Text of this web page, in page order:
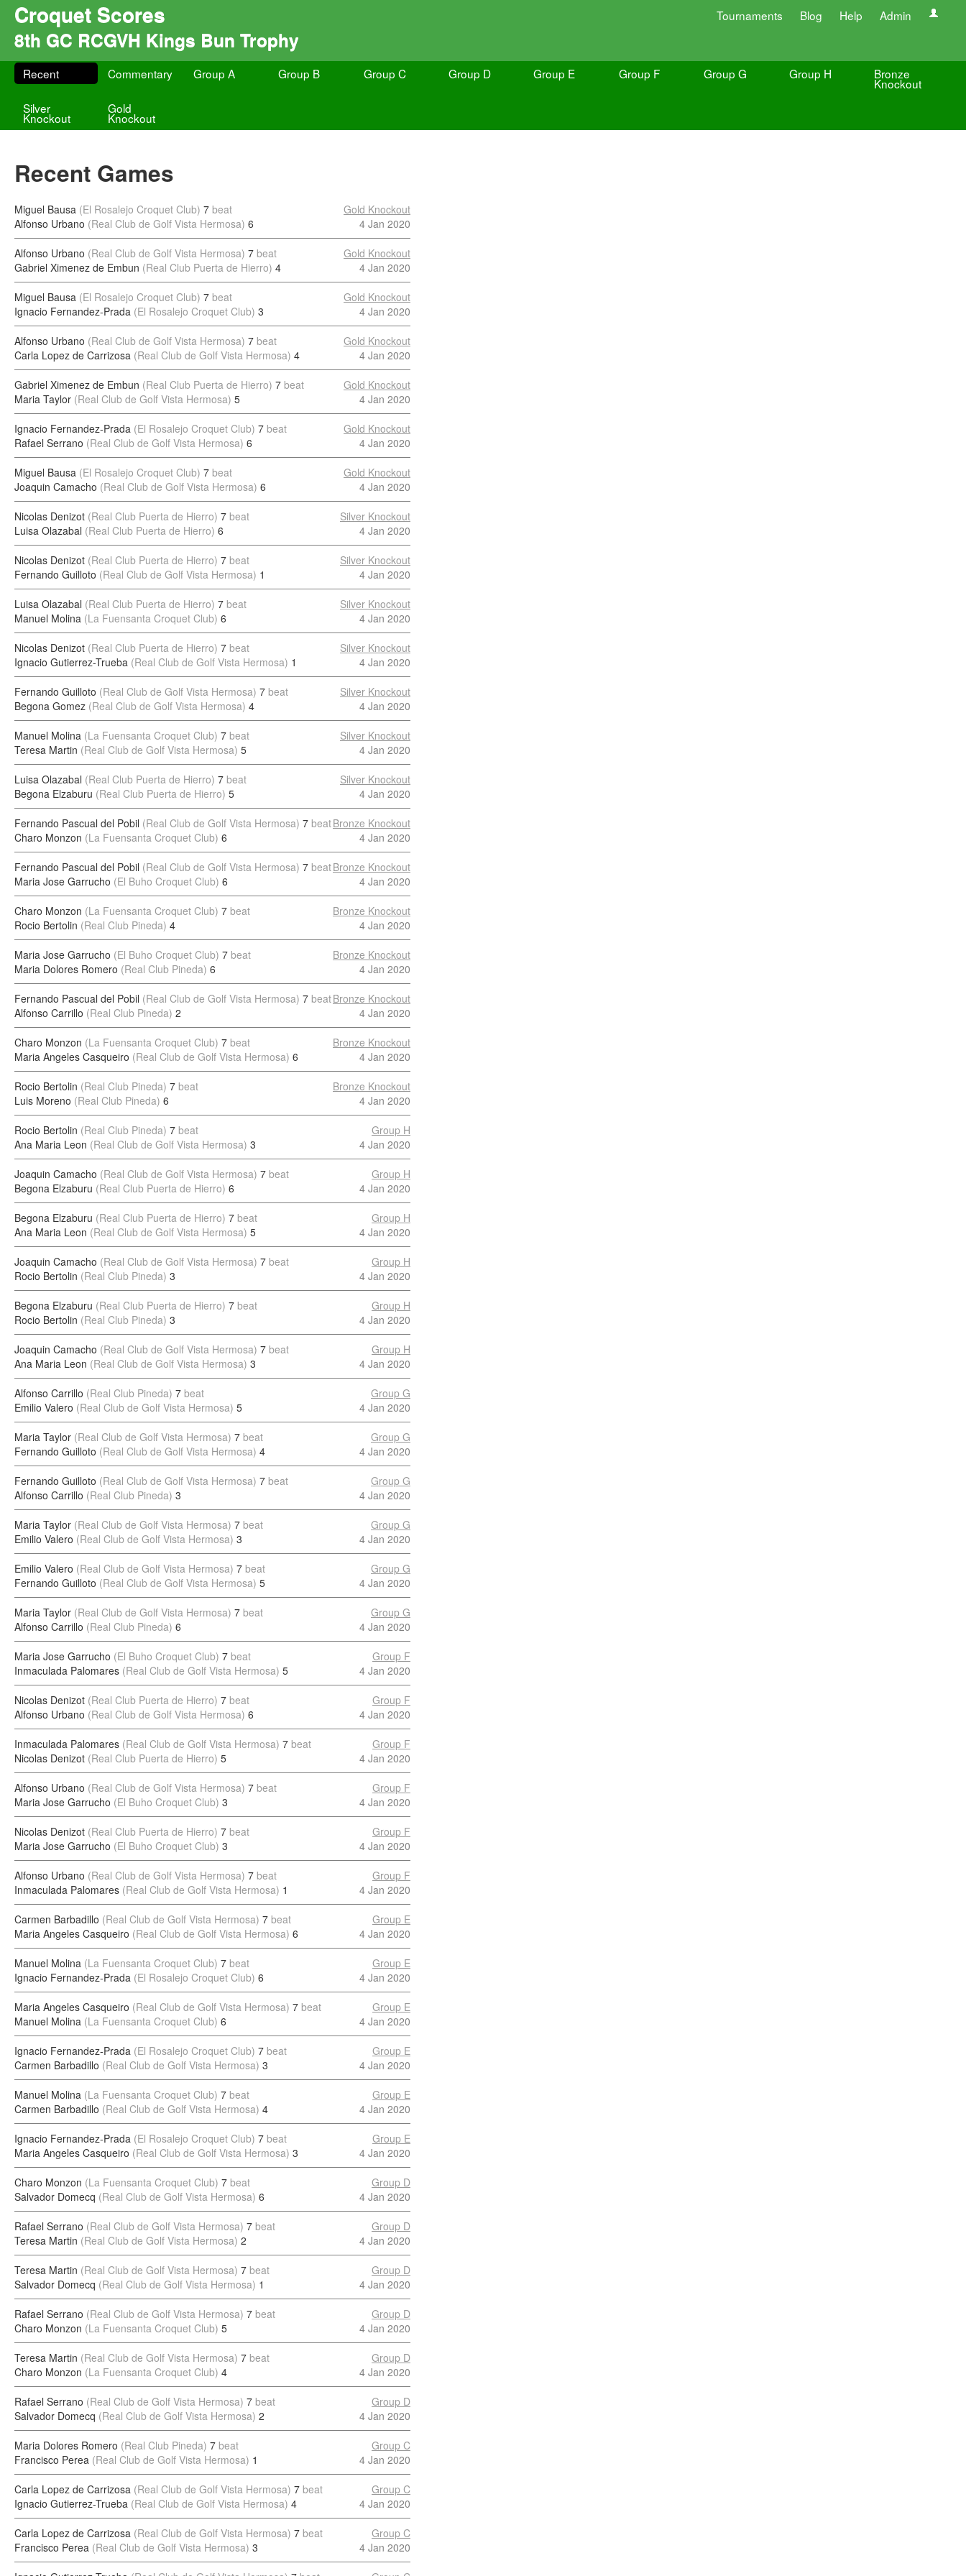
Croquet Scores Tournaments Blog Help Admin
8th GC RCGVH Kings Bun Trophy
Recent Commentary Group A Group B Group C Group D Group E Group F Group G Group H Bronze
Knockout
Silver
Knockout
Gold
Knockout
Recent Games
Miguel Bausa (El Rosalejo Croquet Club) 7 beat
Alfonso Urbano (Real Club de Golf Vista Hermosa) 6
Gold Knockout
4 Jan 2020
Alfonso Urbano (Real Club de Golf Vista Hermosa) 7 beat
Gabriel Ximenez de Embun (Real Club Puerta de Hierro) 4
Gold Knockout
4 Jan 2020
Miguel Bausa (El Rosalejo Croquet Club) 7 beat
Ignacio Fernandez-Prada (El Rosalejo Croquet Club) 3
Gold Knockout
4 Jan 2020
Alfonso Urbano (Real Club de Golf Vista Hermosa) 7 beat
Carla Lopez de Carrizosa (Real Club de Golf Vista Hermosa) 4
Gold Knockout
4 Jan 2020
Gabriel Ximenez de Embun (Real Club Puerta de Hierro) 7 beat
Maria Taylor (Real Club de Golf Vista Hermosa) 5
Gold Knockout
4 Jan 2020
Ignacio Fernandez-Prada (El Rosalejo Croquet Club) 7 beat
Rafael Serrano (Real Club de Golf Vista Hermosa) 6
Gold Knockout
4 Jan 2020
Miguel Bausa (El Rosalejo Croquet Club) 7 beat
Joaquin Camacho (Real Club de Golf Vista Hermosa) 6
Gold Knockout
4 Jan 2020
Nicolas Denizot (Real Club Puerta de Hierro) 7 beat
Luisa Olazabal (Real Club Puerta de Hierro) 6
Silver Knockout
4 Jan 2020
Nicolas Denizot (Real Club Puerta de Hierro) 7 beat
Fernando Guilloto (Real Club de Golf Vista Hermosa) 1
Silver Knockout
4 Jan 2020
Luisa Olazabal (Real Club Puerta de Hierro) 7 beat
Manuel Molina (La Fuensanta Croquet Club) 6
Silver Knockout
4 Jan 2020
Nicolas Denizot (Real Club Puerta de Hierro) 7 beat
Ignacio Gutierrez-Trueba (Real Club de Golf Vista Hermosa) 1
Silver Knockout
4 Jan 2020
Fernando Guilloto (Real Club de Golf Vista Hermosa) 7 beat
Begona Gomez (Real Club de Golf Vista Hermosa) 4
Silver Knockout
4 Jan 2020
Manuel Molina (La Fuensanta Croquet Club) 7 beat
Teresa Martin (Real Club de Golf Vista Hermosa) 5
Silver Knockout
4 Jan 2020
Luisa Olazabal (Real Club Puerta de Hierro) 7 beat
Begona Elzaburu (Real Club Puerta de Hierro) 5
Silver Knockout
4 Jan 2020
Fernando Pascual del Pobil (Real Club de Golf Vista Hermosa) 7 beat
Charo Monzon (La Fuensanta Croquet Club) 6
Bronze Knockout
4 Jan 2020
Fernando Pascual del Pobil (Real Club de Golf Vista Hermosa) 7 beat
Maria Jose Garrucho (El Buho Croquet Club) 6
Bronze Knockout
4 Jan 2020
Charo Monzon (La Fuensanta Croquet Club) 7 beat
Rocio Bertolin (Real Club Pineda) 4
Bronze Knockout
4 Jan 2020
Maria Jose Garrucho (El Buho Croquet Club) 7 beat
Maria Dolores Romero (Real Club Pineda) 6
Bronze Knockout
4 Jan 2020
Fernando Pascual del Pobil (Real Club de Golf Vista Hermosa) 7 beat
Alfonso Carrillo (Real Club Pineda) 2
Bronze Knockout
4 Jan 2020
Charo Monzon (La Fuensanta Croquet Club) 7 beat
Maria Angeles Casqueiro (Real Club de Golf Vista Hermosa) 6
Bronze Knockout
4 Jan 2020
Rocio Bertolin (Real Club Pineda) 7 beat
Luis Moreno (Real Club Pineda) 6
Bronze Knockout
4 Jan 2020
Rocio Bertolin (Real Club Pineda) 7 beat
Ana Maria Leon (Real Club de Golf Vista Hermosa) 3
Group H
4 Jan 2020
Joaquin Camacho (Real Club de Golf Vista Hermosa) 7 beat
Begona Elzaburu (Real Club Puerta de Hierro) 6
Group H
4 Jan 2020
Begona Elzaburu (Real Club Puerta de Hierro) 7 beat
Ana Maria Leon (Real Club de Golf Vista Hermosa) 5
Group H
4 Jan 2020
Joaquin Camacho (Real Club de Golf Vista Hermosa) 7 beat
Rocio Bertolin (Real Club Pineda) 3
Group H
4 Jan 2020
Begona Elzaburu (Real Club Puerta de Hierro) 7 beat
Rocio Bertolin (Real Club Pineda) 3
Group H
4 Jan 2020
Joaquin Camacho (Real Club de Golf Vista Hermosa) 7 beat
Ana Maria Leon (Real Club de Golf Vista Hermosa) 3
Group H
4 Jan 2020
Alfonso Carrillo (Real Club Pineda) 7 beat
Emilio Valero (Real Club de Golf Vista Hermosa) 5
Group G
4 Jan 2020
Maria Taylor (Real Club de Golf Vista Hermosa) 7 beat
Fernando Guilloto (Real Club de Golf Vista Hermosa) 4
Group G
4 Jan 2020
Fernando Guilloto (Real Club de Golf Vista Hermosa) 7 beat
Alfonso Carrillo (Real Club Pineda) 3
Group G
4 Jan 2020
Maria Taylor (Real Club de Golf Vista Hermosa) 7 beat
Emilio Valero (Real Club de Golf Vista Hermosa) 3
Group G
4 Jan 2020
Emilio Valero (Real Club de Golf Vista Hermosa) 7 beat
Fernando Guilloto (Real Club de Golf Vista Hermosa) 5
Group G
4 Jan 2020
Maria Taylor (Real Club de Golf Vista Hermosa) 7 beat
Alfonso Carrillo (Real Club Pineda) 6
Group G
4 Jan 2020
Maria Jose Garrucho (El Buho Croquet Club) 7 beat
Inmaculada Palomares (Real Club de Golf Vista Hermosa) 5
Group F
4 Jan 2020
Nicolas Denizot (Real Club Puerta de Hierro) 7 beat
Alfonso Urbano (Real Club de Golf Vista Hermosa) 6
Group F
4 Jan 2020
Inmaculada Palomares (Real Club de Golf Vista Hermosa) 7 beat
Nicolas Denizot (Real Club Puerta de Hierro) 5
Group F
4 Jan 2020
Alfonso Urbano (Real Club de Golf Vista Hermosa) 7 beat
Maria Jose Garrucho (El Buho Croquet Club) 3
Group F
4 Jan 2020
Nicolas Denizot (Real Club Puerta de Hierro) 7 beat
Maria Jose Garrucho (El Buho Croquet Club) 3
Group F
4 Jan 2020
Alfonso Urbano (Real Club de Golf Vista Hermosa) 7 beat
Inmaculada Palomares (Real Club de Golf Vista Hermosa) 1
Group F
4 Jan 2020
Carmen Barbadillo (Real Club de Golf Vista Hermosa) 7 beat
Maria Angeles Casqueiro (Real Club de Golf Vista Hermosa) 6
Group E
4 Jan 2020
Manuel Molina (La Fuensanta Croquet Club) 7 beat
Ignacio Fernandez-Prada (El Rosalejo Croquet Club) 6
Group E
4 Jan 2020
Maria Angeles Casqueiro (Real Club de Golf Vista Hermosa) 7 beat
Manuel Molina (La Fuensanta Croquet Club) 6
Group E
4 Jan 2020
Ignacio Fernandez-Prada (El Rosalejo Croquet Club) 7 beat
Carmen Barbadillo (Real Club de Golf Vista Hermosa) 3
Group E
4 Jan 2020
Manuel Molina (La Fuensanta Croquet Club) 7 beat
Carmen Barbadillo (Real Club de Golf Vista Hermosa) 4
Group E
4 Jan 2020
Ignacio Fernandez-Prada (El Rosalejo Croquet Club) 7 beat
Maria Angeles Casqueiro (Real Club de Golf Vista Hermosa) 3
Group E
4 Jan 2020
Charo Monzon (La Fuensanta Croquet Club) 7 beat
Salvador Domecq (Real Club de Golf Vista Hermosa) 6
Group D
4 Jan 2020
Rafael Serrano (Real Club de Golf Vista Hermosa) 7 beat
Teresa Martin (Real Club de Golf Vista Hermosa) 2
Group D
4 Jan 2020
Teresa Martin (Real Club de Golf Vista Hermosa) 7 beat
Salvador Domecq (Real Club de Golf Vista Hermosa) 1
Group D
4 Jan 2020
Rafael Serrano (Real Club de Golf Vista Hermosa) 7 beat
Charo Monzon (La Fuensanta Croquet Club) 5
Group D
4 Jan 2020
Teresa Martin (Real Club de Golf Vista Hermosa) 7 beat
Charo Monzon (La Fuensanta Croquet Club) 4
Group D
4 Jan 2020
Rafael Serrano (Real Club de Golf Vista Hermosa) 7 beat
Salvador Domecq (Real Club de Golf Vista Hermosa) 2
Group D
4 Jan 2020
Maria Dolores Romero (Real Club Pineda) 7 beat
Francisco Perea (Real Club de Golf Vista Hermosa) 1
Group C
4 Jan 2020
Carla Lopez de Carrizosa (Real Club de Golf Vista Hermosa) 7 beat
Ignacio Gutierrez-Trueba (Real Club de Golf Vista Hermosa) 4
Group C
4 Jan 2020
Carla Lopez de Carrizosa (Real Club de Golf Vista Hermosa) 7 beat
Francisco Perea (Real Club de Golf Vista Hermosa) 3
Group C
4 Jan 2020